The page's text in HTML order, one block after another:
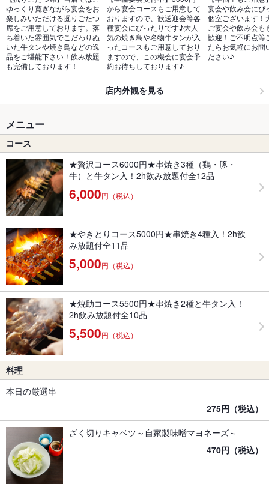
ゆっくり寛ぎながら宴会をお
楽しみいただける掘りごたつ
席をご用意しております。落
ち着いた雰囲気でこだわりぬ
いた牛タンや焼き鳥などの逸
品をご堪能下さい！飲み放題
も完備しております！
から宴会コースもご用意して
おりますので、歓送迎会等各
種宴会にぴったりです♪大人
気の焼き鳥や名物牛タンが入
ったコースもご用意しており
ますので、この機会に宴会予
約お待ちしております♪
宴会や飲み会にぴ
個室ございます！
ご宴会や飲み会も
歓迎！ご不明点等
たらお気軽にお問
ださい♪
店内外観を見る
メニュー
コース
★贅沢コース6000円★串焼き3種（鶏・豚・
牛）と牛タン入！2h飲み放題付全12品
6,000円（税込）
★やきとりコース5000円★串焼き4種入！2h飲
み放題付全11品
5,000円（税込）
★焼助コース5500円★串焼き2種と牛タン入！
2h飲み放題付全10品
5,500円（税込）
料理
本日の厳選串
275円（税込）
ざく切りキャベツ～自家製味噌マヨネーズ～
470円（税込）